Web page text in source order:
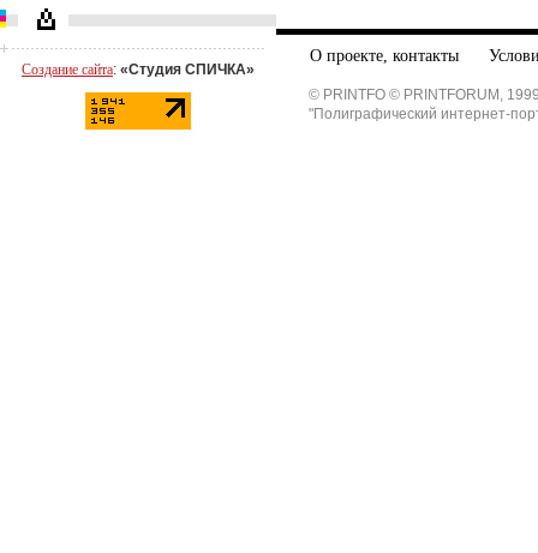
Создание сайта: «Студия СПИЧКА»
О проекте, контакты
© PRINTFO © PRINTFORUM,
"Полиграфический интернет-